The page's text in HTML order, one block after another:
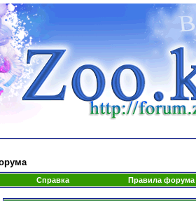
Справка Правила форума